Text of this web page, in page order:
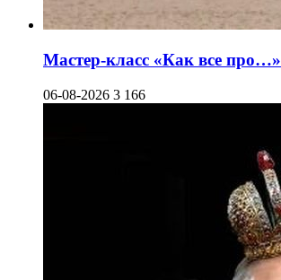
Мастер-класс «Как все про…»
06-08-2026 3 166